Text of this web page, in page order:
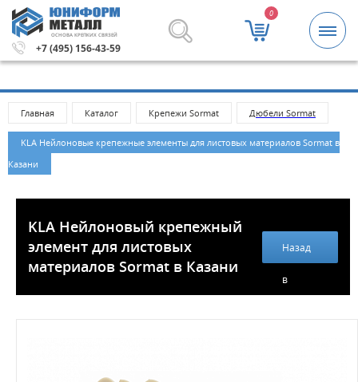
ОСНОВА КРЕПКИХ СВЯЗЕЙ
+7 (495) 156-43-59
0
рублей.Метизы и крепежные изделия оптом.
Главная Каталог Крепежи Sormat Дюбели Sormat
KLA Нейлоновые крепежные элементы для листовых материалов Sormat в
Казани
KLA Нейлоновый крепежный
элемент для листовых
материалов Sormat в Казани
Назад
в